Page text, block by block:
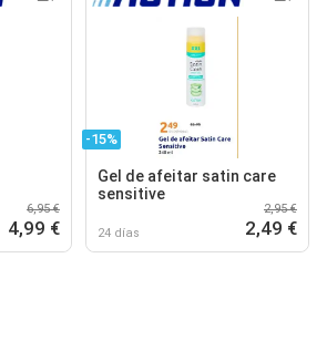
6,95 €
4,99 €
-15%
Gel de afeitar satin care
sensitive
24 días
2,95 €
2,49 €